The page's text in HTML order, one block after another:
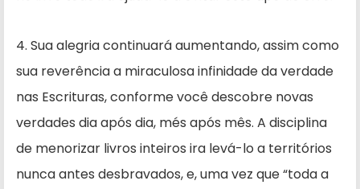
4. Sua alegria continuará aumen­tando, assim como
sua reverência a miraculosa infinidade da verdade
nas Escrituras, conforme você descobre novas
verdades dia após dia, més após mês. A disciplina
de menorizar livros inteiros ira levá-lo a territórios
nunca antes desbravados, e, uma vez que “toda a